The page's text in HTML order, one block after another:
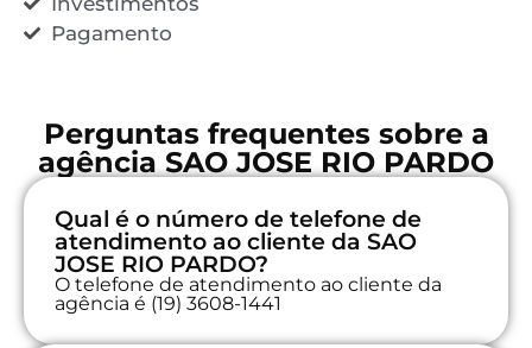
Pagamento
Perguntas frequentes sobre a
agência SAO JOSE RIO PARDO
Qual é o número de telefone de
atendimento ao cliente da SAO
JOSE RIO PARDO?
O telefone de atendimento ao cliente da
agência é (19) 3608-1441